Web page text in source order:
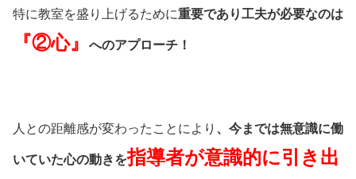
特に教室を盛り上げるために重要であり工夫が必要なのは
『②心』 へのアプローチ！
人との距離感が変わったことにより 、今までは無意識に働
いていた心の動きを指導者が意識的に引き出